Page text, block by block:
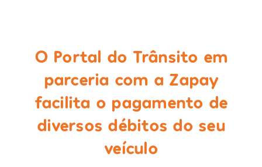
O Portal do Trânsito em
parceria com a Zapay
facilita o pagamento de
diversos débitos do seu
veículo